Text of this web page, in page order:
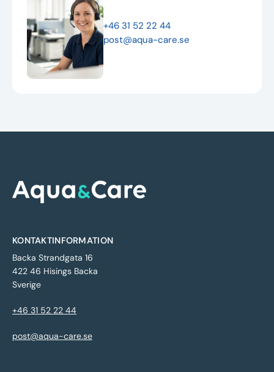
+46 31 52 22 44
post@aqua-care.se
KONTAKTINFORMATION
Backa Strandgata 16
422 46 Hisings Backa
Sverige
+46 31 52 22 44
post@aqua-care.se